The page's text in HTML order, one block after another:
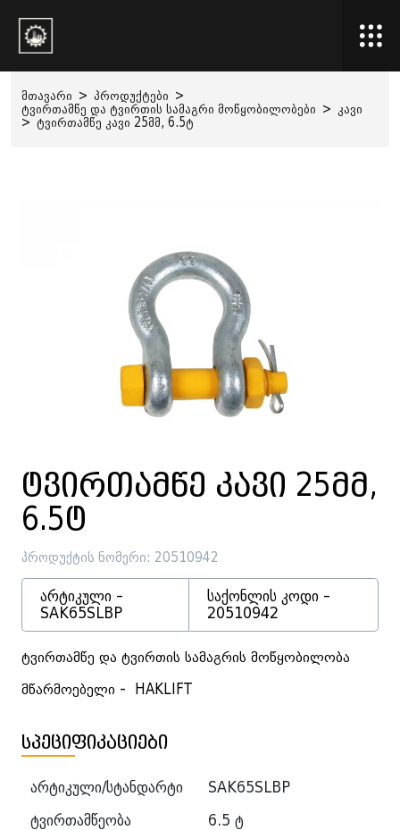
მთავარი > პროდუქტები >
ტვირთამწე და ტვირთის სამაგრი მოწყობილობები > კავი
> ტვირთამწე კავი 25მმ, 6.5ტ
ტვირთამწე კავი 25მმ,
6.5ტ
პროდუქტის ნომერი: 20510942
არტიკული -
SAK65SLBP
საქონლის კოდი -
20510942
ტვირთამწე და ტვირთის სამაგრის მოწყობილობა
მწარმოებელი - HAKLIFT
სპეციფიკაციები
არტიკული/სტანდარტი
SAK65SLBP
ტვირთამწეობა
6.5 ტ